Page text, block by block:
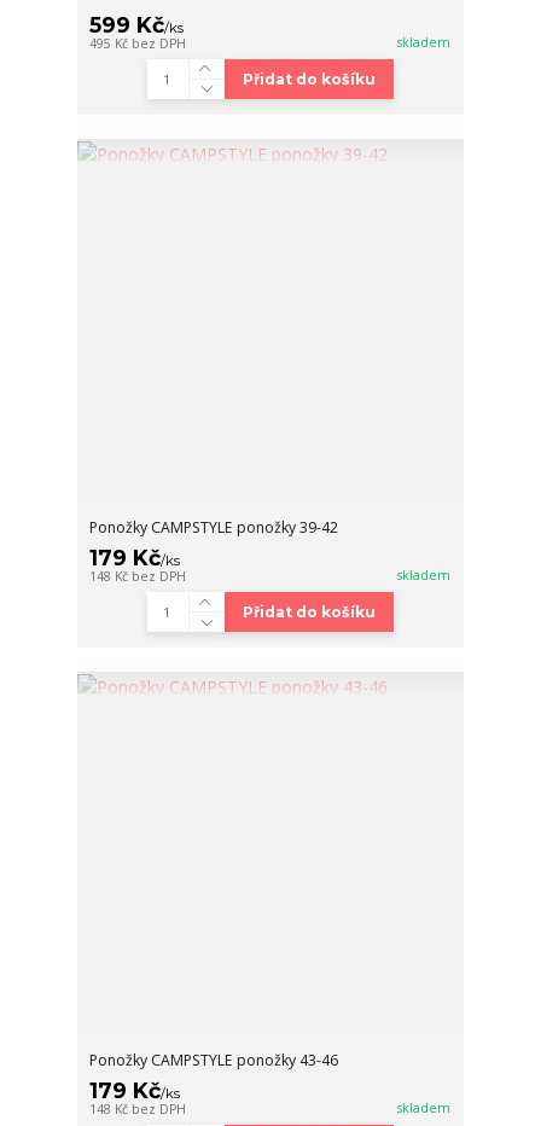
599 Kč/ks
495 Kč bez DPH skladem
Přidat do košíku
Ponožky CAMPSTYLE ponožky 39-42
179 Kč/ks
148 Kč bez DPH skladem
Přidat do košíku
Ponožky CAMPSTYLE ponožky 43-46
179 Kč/ks
148 Kč bez DPH skladem